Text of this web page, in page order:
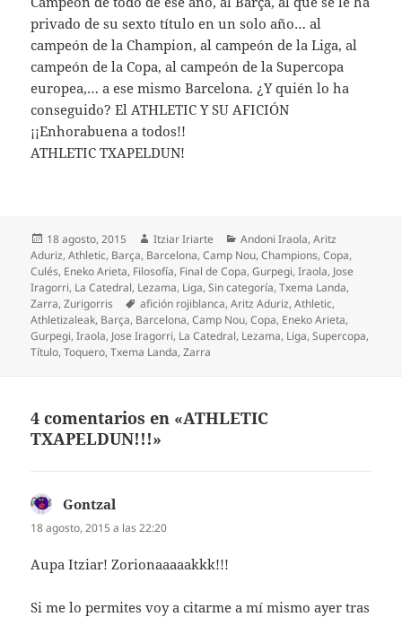
privado de su sexto título en un solo año… al
campeón de la Champion, al campeón de la Liga, al
campeón de la Copa, al campeón de la Supercopa
europea,… a ese mismo Barcelona. ¿Y quién lo ha
conseguido? El ATHLETIC Y SU AFICIÓN
¡¡Enhorabuena a todos!!
ATHLETIC TXAPELDUN!
Publicado
el
18 agosto, 2015 Autor
Itziar Iriarte Categorías
Andoni Iraola,Aritz
Aduriz,Athletic, Barça, Barcelona,Camp Nou,Champions,Copa,
Culés, Eneko Arieta, Filosofía, Final de Copa,Gurpegi,Iraola, Jose
Iragorri, La Catedral, Lezama, Liga,Sin categoría,Txema Landa,
Zarra,Zurigorris Etiquetas
afición rojiblanca,Aritz Aduriz,Athletic,
Athletizaleak, Barça, Barcelona,Camp Nou,Copa, Eneko Arieta,
Gurpegi,Iraola, Jose Iragorri, La Catedral, Lezama, Liga,Supercopa,
Título,Toquero,Txema Landa,Zarra
4 comentarios en «ATHLETIC
TXAPELDUN!!!»
Gontzal
18 agosto, 2015 a las 22:20
Aupa Itziar! Zorionaaaaakkk!!!
Si me lo permites voy a citarme a mí mismo ayer tras